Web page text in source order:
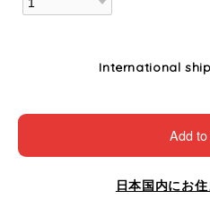
International
Add
日本国内にお